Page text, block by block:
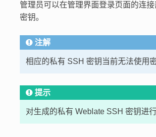
管理员可以在管理界面登录页面的连接
密钥。
注解
相应的私有 SSH 密钥当前无法使用
提示
对生成的私有 Weblate SSH 密钥进行